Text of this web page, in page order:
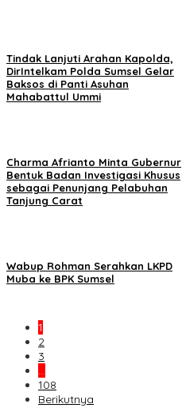
Tindak Lanjuti Arahan Kapolda,
DirIntelkam Polda Sumsel Gelar
Baksos di Panti Asuhan
Mahabattul Ummi
Charma Afrianto Minta Gubernur
Bentuk Badan Investigasi Khusus
sebagai Penunjang Pelabuhan
Tanjung Carat
Wabup Rohman Serahkan LKPD
Muba ke BPK Sumsel
1
2
3
…
108
Berikutnya